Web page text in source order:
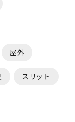
屋外
スリット